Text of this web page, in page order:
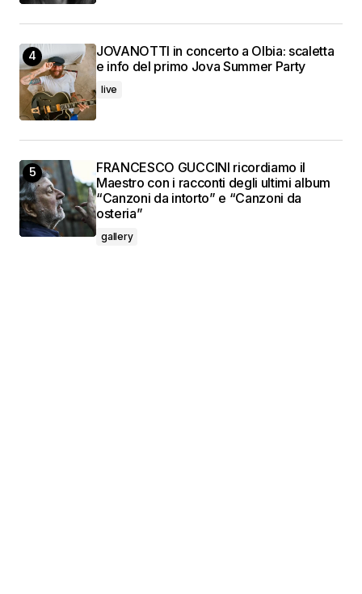
JOVANOTTI in concerto a Olbia: scaletta
e info del primo Jova Summer Party
live
FRANCESCO GUCCINI ricordiamo il
Maestro con i racconti degli ultimi album
“Canzoni da intorto” e “Canzoni da
osteria”
gallery